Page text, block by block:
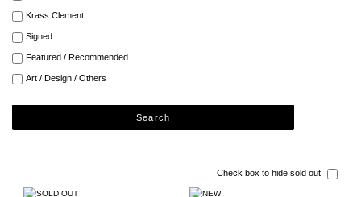
Krass Clement
Signed
Featured / Recommended
Art / Design / Others
Search
Check box to hide sold out